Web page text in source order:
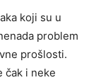
koji su u
problem
prošlosti.
čak i neke